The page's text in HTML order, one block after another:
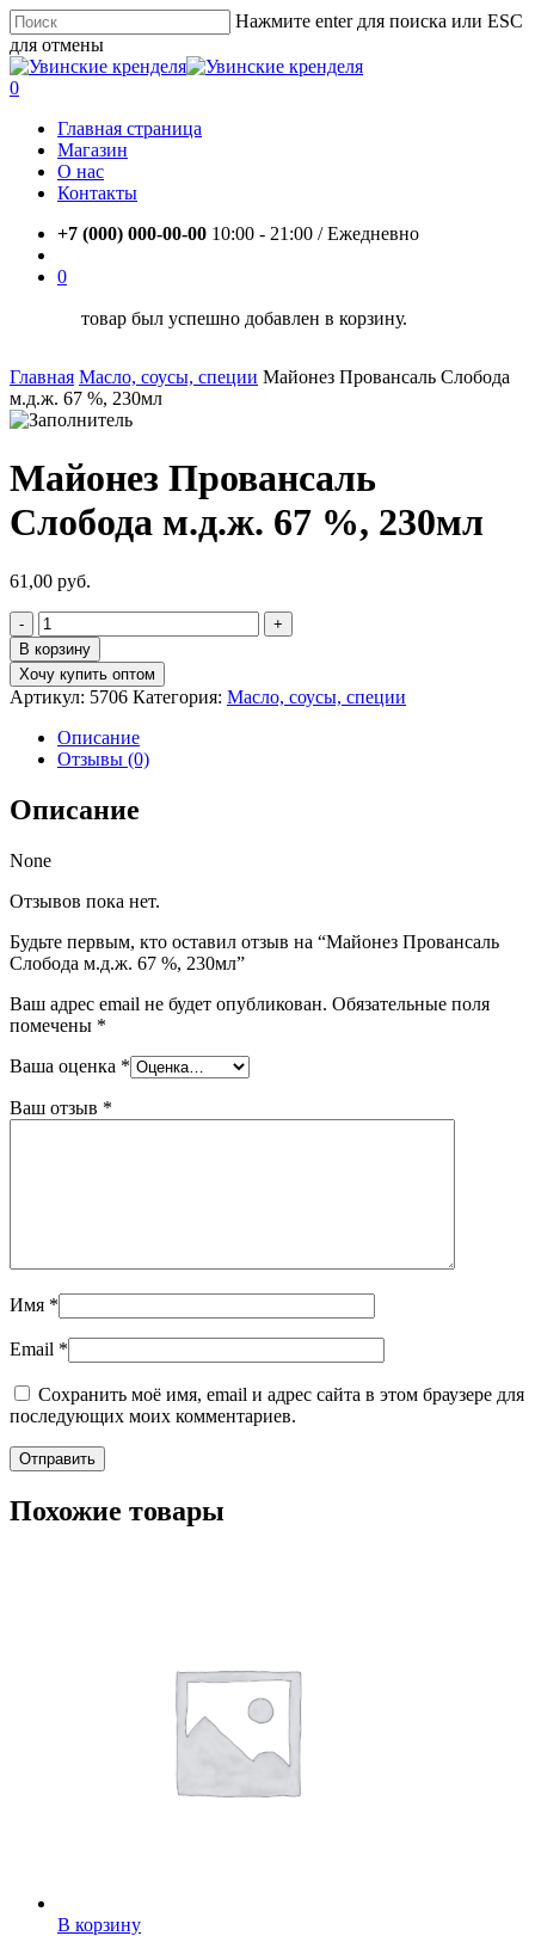
Skip
to
main
content
Нажмите enter для поиска или ESC
для отмены
Close
Search
account
0
Главная страница
Магазин
О нас
Контакты
+7 (000) 000-00-00 10:00 - 21:00 / Eжедневно
0
товар был успешно добавлен в корзину.
Главная Масло, соусы, специи Майонез Провансаль Слобода
м.д.ж. 67 %, 230мл
Майонез Провансаль
Слобода м.д.ж. 67 %, 230мл
61,00 руб.
Количество
товара
Майонез
Провансаль
Слобода
м.д.ж.
В корзину
Хочу купить оптом
Артикул: 5706 Категория: Масло, соусы, специи
Описание
Отзывы (0)
Описание
None
Отзывов пока нет.
Будьте первым, кто оставил отзыв на “Майонез Провансаль
Слобода м.д.ж. 67 %, 230мл”
Ваш адрес email не будет опубликован. Обязательные поля
помечены *
Ваша оценка *
Ваш отзыв *
Имя *
Email *
Сохранить моё имя, email и адрес сайта в этом браузере для
последующих моих комментариев.
Похожие товары
В корзину